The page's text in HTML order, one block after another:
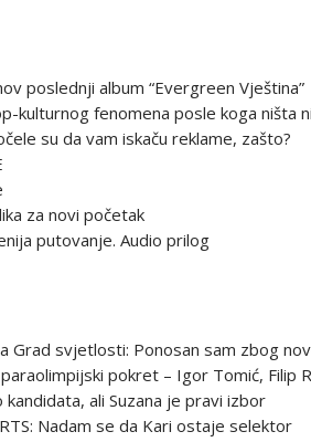
poslednji album “Evergreen Vještina”
kulturnog fenomena posle koga ništa
su da vam iskaču reklame, zašto?
za novi početak
putovanje. Audio prilog
Grad svjetlosti: Ponosan sam zbog
pokret – Igor Tomić, Filip
ali Suzana je pravi izbor
Nadam se da Kari ostaje selektor